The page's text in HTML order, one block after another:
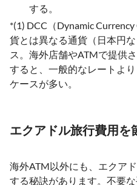
する。
*(1) DCC（Dynamic
貨とは異なる通貨（日本円
ス。海外店舗やATMで提供
すると、一般的なレートよ
ケースが多い。
エクアドル旅行費用を
海外ATM以外にも、エクア
する秘訣があります。不要